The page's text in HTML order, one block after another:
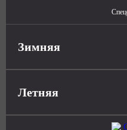
Зимняя
Летняя